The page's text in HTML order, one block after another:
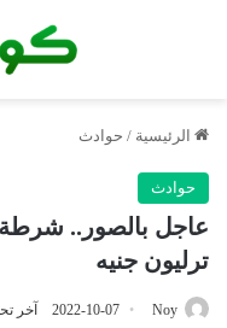
الرئيسية / حوادث
حوادث
عاجل بالصور..
ترليون جنيه
Noy
2022-10-07 آخر تحديث: